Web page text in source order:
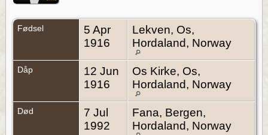
Fødsel
5 Apr
1916
Lekven, Os,
Hordaland, Norway
Dåp
12 Jun
1916
Os Kirke, Os,
Hordaland, Norway
Død
7 Jul
1992
Fana, Bergen,
Hordaland, Norway